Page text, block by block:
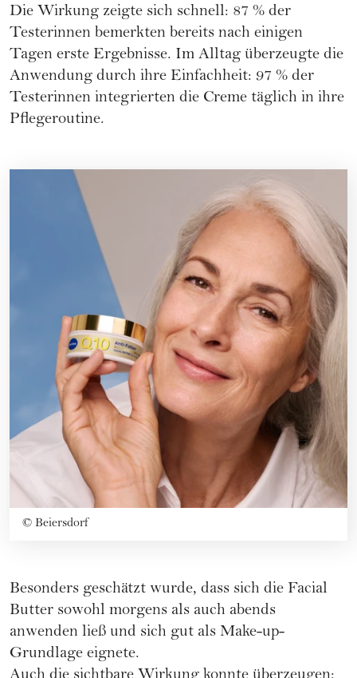
Die Wirkung zeigte sich schnell: 87 % der
Testerinnen bemerkten bereits nach einigen
Tagen erste Ergebnisse. Im Alltag überzeugte die
Anwendung durch ihre Einfachheit: 97 % der
Testerinnen integrierten die Creme täglich in ihre
Pflegeroutine.
© Beiersdorf
Besonders geschätzt wurde, dass sich die Facial
Butter sowohl morgens als auch abends
anwenden ließ und sich gut als Make-up-
Grundlage eignete.